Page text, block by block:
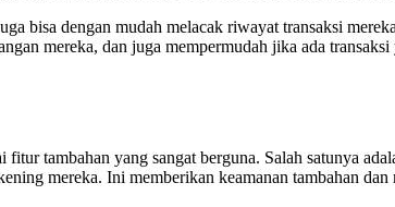
bisa dengan mudah melacak riwayat transaksi
mereka, dan juga mempermudah jika ada
tambahan yang sangat berguna. Salah satunya
mereka. Ini memberikan keamanan tambahan